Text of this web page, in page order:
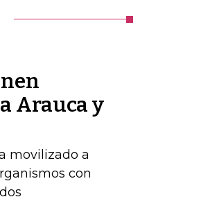
Arauca y
movilizado a
con